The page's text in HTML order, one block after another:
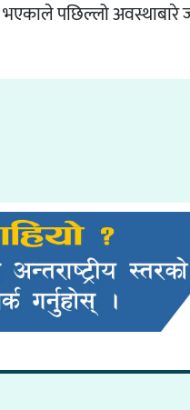
पछिल्लो अवस्थाबारे